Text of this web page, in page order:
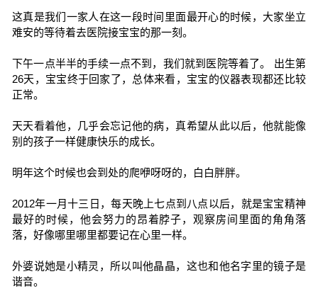
这真是我们一家人在这一段时间里面最开心的时候，大家坐立
难安的等待着去医院接宝宝的那一刻。
下午一点半半的手续一点不到，我们就到医院等着了。 出生第
26天，宝宝终于回家了，总体来看，宝宝的仪器表现都还比较
正常。
天天看着他，几乎会忘记他的病，真希望从此以后，他就能像
别的孩子一样健康快乐的成长。
明年这个时候也会到处的爬咿呀呀的，白白胖胖。
2012年一月十三日，每天晚上七点到八点以后，就是宝宝精神
最好的时候，他会努力的昂着脖子，观察房间里面的角角落
落，好像哪里哪里都要记在心里一样。
外婆说她是小精灵，所以叫他晶晶，这也和他名字里的镜子是
谐音。